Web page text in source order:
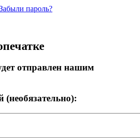
пароль?
отправлен нашим